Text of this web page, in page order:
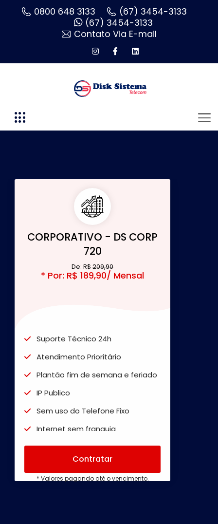
0800 648 3133
(67) 3454-3133
(67) 3454-3133
Contato Via E-mail
CORPORATIVO - DS CORP
720
De: R$ 209,90
* Por: R$ 189,90/ Mensal
Suporte Técnico 24h
Atendimento Prioritário
Plantão fim de semana e feriado
IP Publico
Sem uso do Telefone Fixo
Internet sem franquia
Contratar
* Valores pagando até o vencimento.